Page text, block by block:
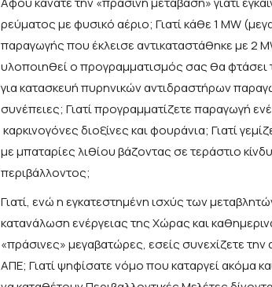
ρεύματος με φυσικό αέριο; Γιατί κάθε 1 MW
παραγωγής που έκλεισε αντικαταστάθηκε με 2
υλοποιηθεί ο προγραμματισμός σας θα φτάσει
για κατασκευή πυρηνικών αντιδραστήρων
συνέπειες; Γιατί προγραμματίζετε παραγωγή
καρκινογόνες διοξίνες και φουράνια; Γιατί
με μπαταρίες λιθίου βάζοντας σε τεράστιο
περιβάλλοντος;
Γιατί, ενώ η εγκατεστημένη ισχύς των
κατανάλωση ενέργειας της Χώρας και
«πράσινες» μεγαβατώρες, εσείς συνεχίζετε
ΑΠΕ; Γιατί ψηφίσατε νόμο που καταργεί ακόμα